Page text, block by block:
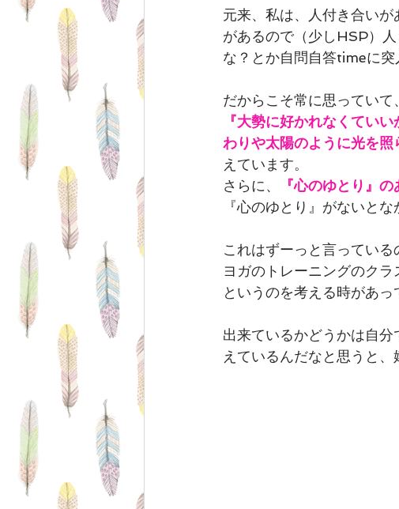
元来、私は、人付き合い
があるので（少しHSP）
な？とか自問自答timeに突
だからこそ常に思ってい
『大勢に好かれなくてい
わりや太陽のように光を照
えています。
さらに、
『心のゆとり』
『心のゆとり』がないと
これはずーっと言っている
ヨガのトレーニングのク
というのを考える時があっ
出来ているかどうかは自
えているんだなと思うと、